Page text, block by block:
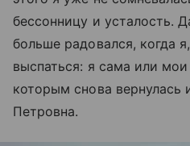
бессонницу и усталость.
больше радовался, когда
выспаться: я сама или
которым снова вернулась
Петровна.